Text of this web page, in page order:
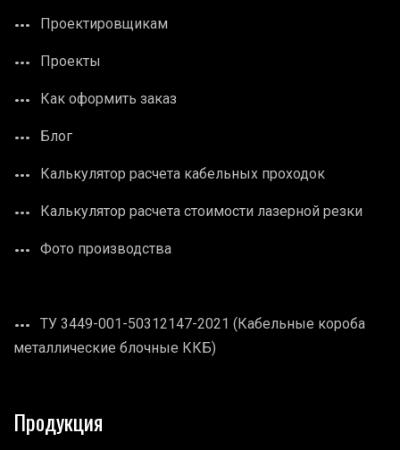
Проектировщикам
Проекты
Как оформить заказ
Блог
Калькулятор расчета кабельных проходок
Калькулятор расчета стоимости лазерной резки
Фото производства
ТУ 3449-001-50312147-2021 (Кабельные короба
металлические блочные ККБ)
Продукция